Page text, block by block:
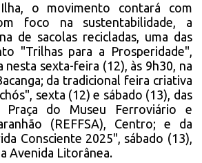
o movimento contará com
foco na sustentabilidade, a
de sacolas recicladas, uma das
"Trilhas para a Prosperidade",
nesta sexta-feira (12), às 9h30, na
da tradicional feira criativa
sexta (12) e sábado (13), das
do Museu Ferroviário e
(REFFSA), Centro; e da
Consciente 2025", sábado (13),
Avenida Litorânea.